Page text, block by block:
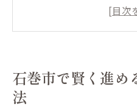
引越し準備は不
見積無料のサー
石巻市で賢く進め
法